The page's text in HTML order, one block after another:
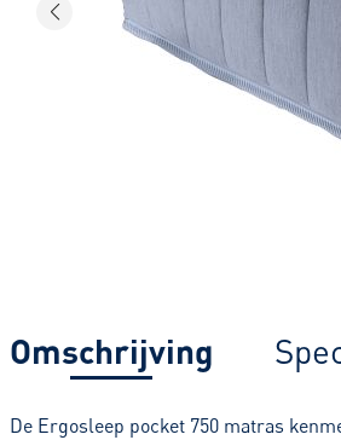
Omschrijving
De Ergosleep pocket 750 matras